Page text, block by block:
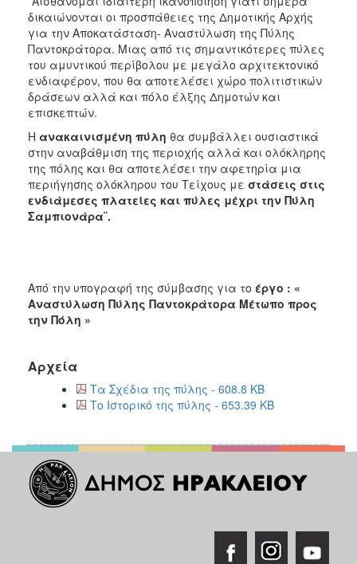
δικαιώνονται οι προσπάθειες της Δημοτικής Αρχής
για την Αποκατάσταση- Αναστύλωση της Πύλης
Παντοκράτορα. Μιας από τις σημαντικότερες πύλες
του αμυντικού περίβολου με μεγάλο αρχιτεκτονικό
ενδιαφέρον, που θα αποτελέσει χώρο πολιτιστικών
δράσεων αλλά και πόλο έλξης Δημοτών και
επισκεπτών.
Η ανακαινισμένη πύλη θα συμβάλλει ουσιαστικά
στην αναβάθμιση της περιοχής αλλά και ολόκληρης
της πόλης και θα αποτελέσει την αφετηρία μια
περιήγησης ολόκληρου του Τείχους με στάσεις στις
ενδιάμεσες πλατείες και πύλες μέχρι την Πύλη
Σαμπιονάρα¨.
Από την υπογραφή της σύμβασης για το έργο : «
Αναστύλωση Πύλης Παντοκράτορα Μέτωπο προς
την Πόλη »
Αρχεία
Τα Σχέδια της πύλης - 608.8 KB
Το Ιστορικό της πύλης - 653.39 KB